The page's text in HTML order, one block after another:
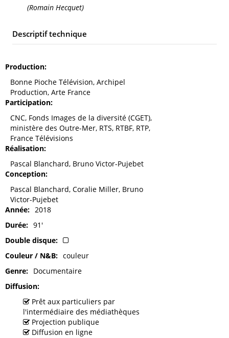
(Romain Hecquet)
Descriptif technique
Production
Bonne Pioche Télévision, Archipel
Production, Arte France
Participation
CNC, Fonds Images de la diversité (CGET),
ministère des Outre-Mer, RTS, RTBF, RTP,
France Télévisions
Réalisation
Pascal Blanchard, Bruno Victor-Pujebet
Conception
Pascal Blanchard, Coralie Miller, Bruno
Victor-Pujebet
Année
2018
Durée
91'
Double disque
Couleur / N&B
couleur
Genre
Documentaire
Diffusion
Prêt aux particuliers par
l'intermédiaire des médiathèques
Projection publique
Diffusion en ligne